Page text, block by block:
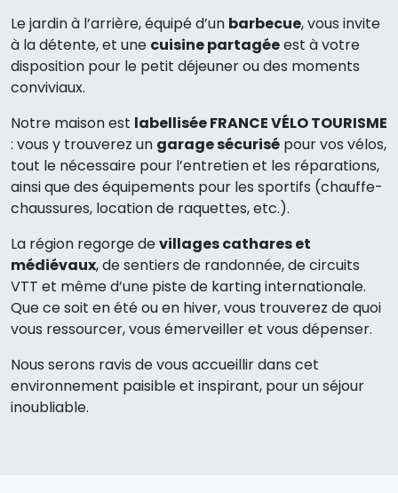
Le jardin à l’arrière, équipé d’un barbecue, vous invite
à la détente, et une cuisine partagéeest à votre
disposition pour le petit déjeuner ou des moments
conviviaux.
Notre maison est labellisée FRANCE VÉLO TOURISME
: vous y trouverez un garage sécurisé pour vos vélos,
tout le nécessaire pour l’entretien et les réparations,
ainsi que des équipements pour les sportifs (chauffe-
chaussures, location de raquettes, etc.).
La région regorge devillages cathares et
médiévaux, de sentiers de randonnée, de circuits
VTT et même d’une piste de karting internationale.
Que ce soit en été ou en hiver, vous trouverez de quoi
vous ressourcer, vous émerveiller et vous dépenser.
Nous serons ravis de vous accueillir dans cet
environnement paisible et inspirant, pour un séjour
inoubliable.